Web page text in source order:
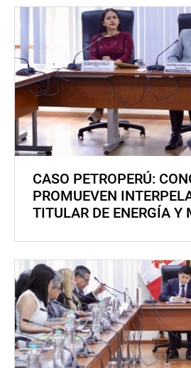
CASO PETROPERÚ:
PROMUEVEN
TITULAR DE ENERGÍA Y